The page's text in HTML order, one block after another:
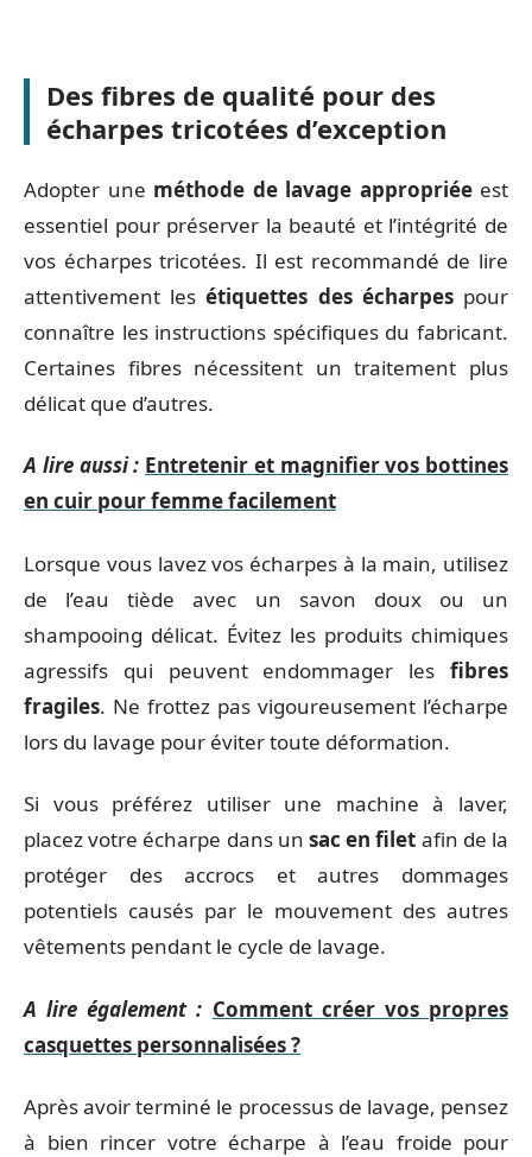
Des fibres de qualité pour des
écharpes tricotées d’exception
Adopter une méthode de lavage appropriéeest
essentiel pour préserver la beauté et l’intégrité de
vos écharpes tricotées. Il est recommandé de lire
attentivement lesétiquettes des écharpespour
connaître les instructions spécifiques du fabricant.
Certaines fibres nécessitent un traitement plus
délicat que d’autres.
A lire aussi : Entretenir et magnifier vos bottines
en cuir pour femme facilement
Lorsque vous lavez vos écharpes à la main, utilisez
de l’eau tiède avec un savon doux ou un
shampooing délicat. Évitez les produits chimiques
agressifs qui peuvent endommager les fibres
fragiles. Ne frottez pas vigoureusement l’écharpe
lors du lavage pour éviter toute déformation.
Si vous préférez utiliser une machine à laver,
placez votre écharpe dans un sac en filet afin de la
protéger des accrocs et autres dommages
potentiels causés par le mouvement des autres
vêtements pendant le cycle de lavage.
A lire également : Comment créer vos propres
casquettes personnalisées ?
Après avoir terminé le processus de lavage, pensez
à bien rincer votre écharpe à l’eau froide pour